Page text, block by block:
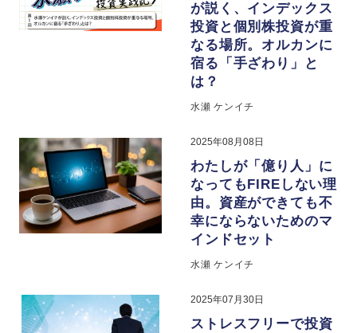
が説く、インデックス
投資と個別株投資が重
なる場所。オルカンに
宿る「手ざわり」と
は？
水瀬 ケンイチ
2025年08月08日
わたしが「億り人」に
なってもFIREしない理
由。資産ができても不
幸にならないためのマ
インドセット
水瀬 ケンイチ
2025年07月30日
ストレスフリーで投資